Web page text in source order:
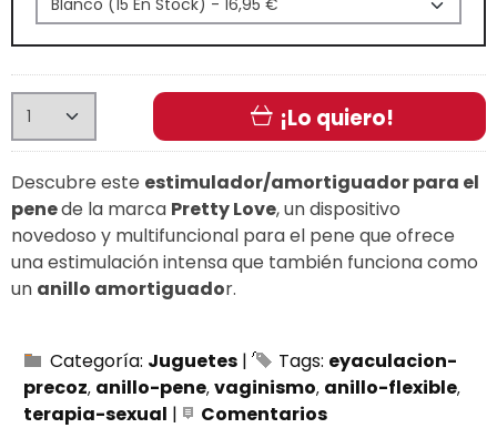
¡Lo quiero!
Descubre este estimulador/amortiguadorpara el
penede la marca Pretty Love, un dispositivo
novedoso y multifuncional para el pene que ofrece
una estimulación intensa que también funciona como
un anillo amortiguador.
Categoría: Juguetes | Tags: eyaculacion-
precoz anillo-pene vaginismo anillo-flexible
terapia-sexual | Comentarios